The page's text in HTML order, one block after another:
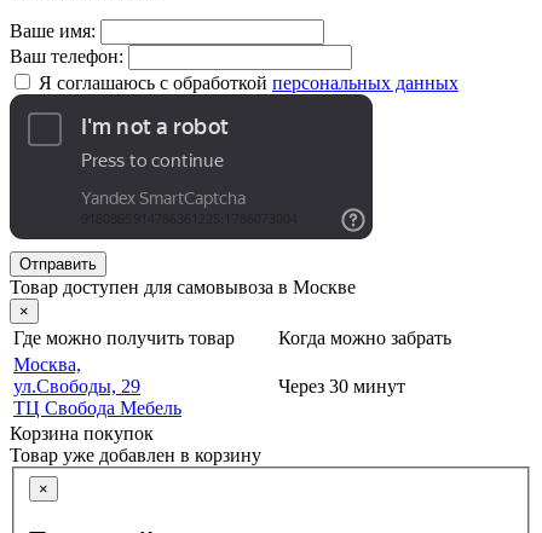
Ваше имя:
Ваш телефон:
Я соглашаюсь с обработкой персональных данных
Отправить
Товар доступен для самовывоза в Москве
×
Где можно получить товар
Когда можно забрать
Москва,
ул.Свободы, 29
ТЦ Свобода Мебель
Через 30 минут
Корзина покупок
Товар уже добавлен в корзину
×